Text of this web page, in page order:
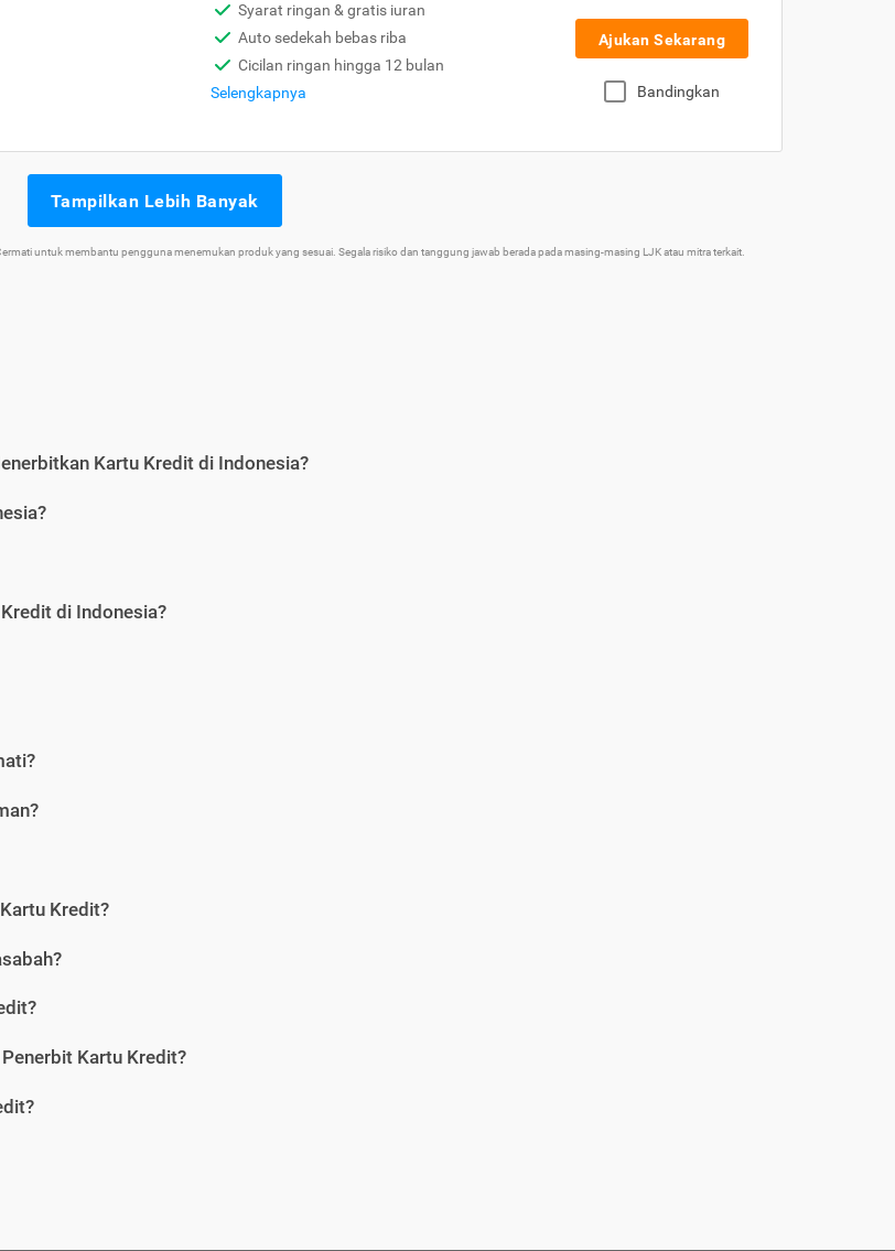
Syarat ringan & gratis iuran
Auto sedekah bebas riba
Cicilan ringan hingga 12 bulan
Selengkapnya
Ajukan Sekarang
Bandingkan
Tampilkan Lebih Banyak
untuk membantu pengguna menemukan produk yang sesuai. Segala risiko dan tanggung jawab berada pada masing-masing LJK atau mitra terkait.
Kartu Kredit di Indonesia?
di Indonesia?
Kredit?
Kartu Kredit?